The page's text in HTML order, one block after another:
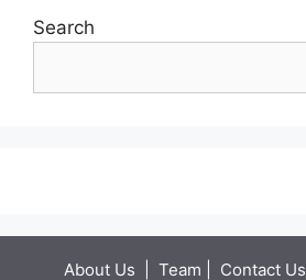
Search
About Us Team Contact Us